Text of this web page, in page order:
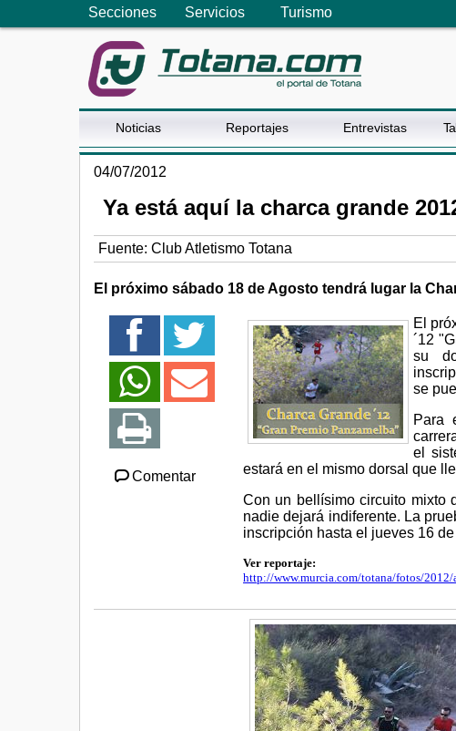
Secciones Servicios Turismo
Noticias Reportajes Entrevistas
04/07/2012
Ya está aquí la charca grande
Fuente: Club Atletismo Totana
El próximo sábado 18 de Agosto tendrá lugar la
Comentar
El
´12
su
se
Para
el
estará en el mismo dorsal que
Con un bellísimo circuito mixto
nadie dejará indiferente. La
inscripción hasta el jueves 16
Ver reportaje:
http://www.murcia.com/totana/fotos/2012/